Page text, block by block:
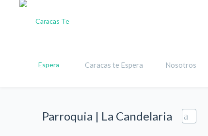
Caracas te Espera Nosotros
Parroquia | La Candelaria